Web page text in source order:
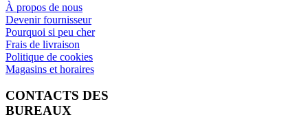
À propos de nous
Devenir fournisseur
Pourquoi si peu cher
Frais de livraison
Politique de cookies
Magasins et horaires
CONTACTS DES
BUREAUX